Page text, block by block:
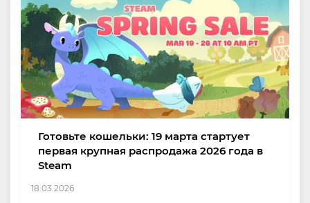
Готовьте кошельки: 19 марта стартует
первая крупная распродажа 2026 года в
Steam
18.03.2026